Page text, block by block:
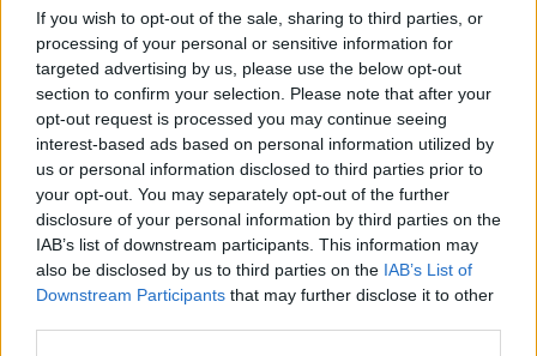
If you wish to opt-out of the sale, sharing to third parties, or
processing of your personal or sensitive information for
targeted advertising by us, please use the below opt-out
section to confirm your selection. Please note that after your
opt-out request is processed you may continue seeing
interest-based ads based on personal information utilized by
us or personal information disclosed to third parties prior to
your opt-out. You may separately opt-out of the further
disclosure of your personal information by third parties on the
IAB’s list of downstream participants. This information may
also be disclosed by us to third parties on the IAB’s List of
Downstream Participants that may further disclose it to other
Ένας μεγάλος περίπατος από τους Tango with
Lions
ΣΤΥΛΙΑΝΌΣ ΤΖΙΡΊΤΑΣ
Cobalt Music-Ένα νέο μεγάλο όνομα στη
μουσική